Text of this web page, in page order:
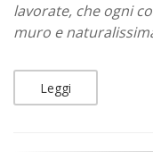
lavorate, che ogni
muro e
Leggi